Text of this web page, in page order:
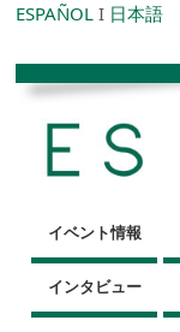
ESPAÑOL I 日本語
イベント情報
インタビュー